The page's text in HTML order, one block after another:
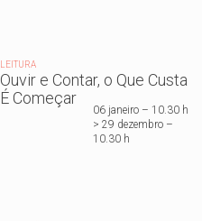
LEITURA
Ouvir e Contar, o Que Custa
É Começar
06 janeiro – 10.30 h
> 29 dezembro –
10.30 h